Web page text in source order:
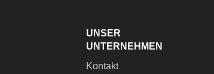
UNSER
UNTERNEHMEN
Kontakt